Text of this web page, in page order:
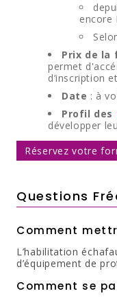
encore
Prix de la
permet
d’inscription
Date : à
Profil des
développer
Réservez votre
Questions
Comment
L’habilitation
d’équipement de
Comment se